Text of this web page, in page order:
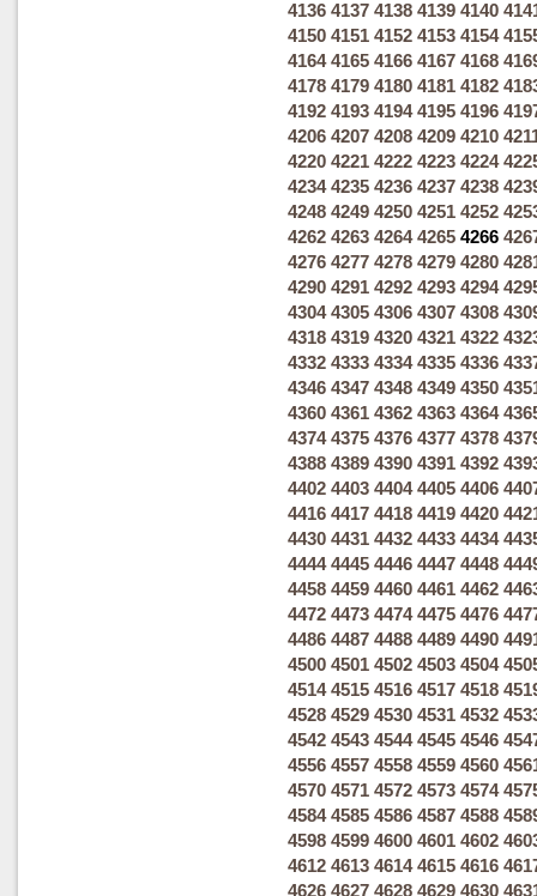
4136 4137 4138 4139 4140
4150 4151 4152 4153 4154
4164 4165 4166 4167 4168
4178 4179 4180 4181 4182
4192 4193 4194 4195 4196
4206 4207 4208 4209 4210
4220 4221 4222 4223 4224
4234 4235 4236 4237 4238
4248 4249 4250 4251 4252
4262 4263 4264 4265 4266
4276 4277 4278 4279 4280
4290 4291 4292 4293 4294
4304 4305 4306 4307 4308
4318 4319 4320 4321 4322
4332 4333 4334 4335 4336
4346 4347 4348 4349 4350
4360 4361 4362 4363 4364
4374 4375 4376 4377 4378
4388 4389 4390 4391 4392
4402 4403 4404 4405 4406
4416 4417 4418 4419 4420
4430 4431 4432 4433 4434
4444 4445 4446 4447 4448
4458 4459 4460 4461 4462
4472 4473 4474 4475 4476
4486 4487 4488 4489 4490
4500 4501 4502 4503 4504
4514 4515 4516 4517 4518
4528 4529 4530 4531 4532
4542 4543 4544 4545 4546
4556 4557 4558 4559 4560
4570 4571 4572 4573 4574
4584 4585 4586 4587 4588
4598 4599 4600 4601 4602
4612 4613 4614 4615 4616
4626 4627 4628 4629 4630